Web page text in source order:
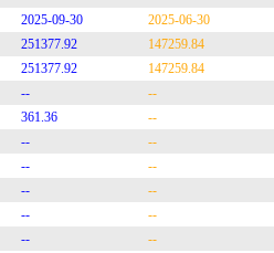
2025-09-30 2025-06-30
251377.92 147259.84
251377.92 147259.84
-- --
361.36 --
-- --
-- --
-- --
-- --
-- --